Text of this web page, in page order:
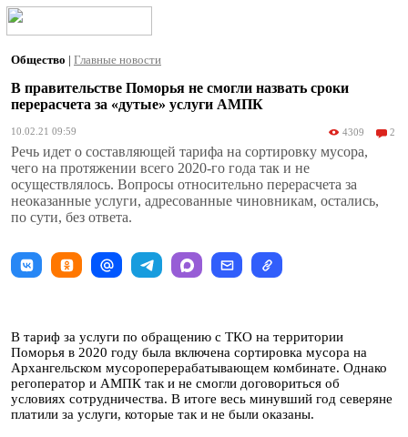
Общество | Главные новости
В правительстве Поморья не смогли назвать сроки
перерасчета за «дутые» услуги АМПК
10.02.21 09:59 4309 2
Речь идет о составляющей тарифа на сортировку мусора,
чего на протяжении всего 2020-го года так и не
осуществлялось. Вопросы относительно перерасчета за
неоказанные услуги, адресованные чиновникам, остались,
по сути, без ответа.
В тариф за услуги по обращению с ТКО на территории
Поморья в 2020 году была включена сортировка мусора на
Архангельском мусороперерабатывающем комбинате. Однако
регоператор и АМПК так и не смогли договориться об
условиях сотрудничества. В итоге весь минувший год северяне
платили за услуги, которые так и не были оказаны.